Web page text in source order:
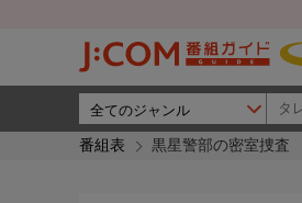
番組表 黒星警部の密室捜査